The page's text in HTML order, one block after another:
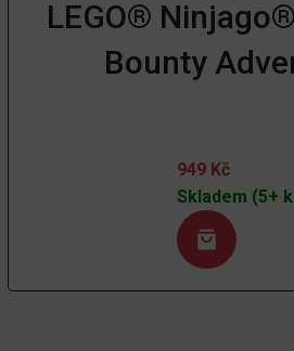
LEGO®
Bounty
949 Kč
Skladem (5+